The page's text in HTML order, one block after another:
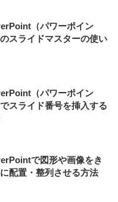
（パワーポイン
のスライドマスターの使い
（パワーポイン
でスライド番号を挿入する
で図形や画像をき
配置・整列させる方法